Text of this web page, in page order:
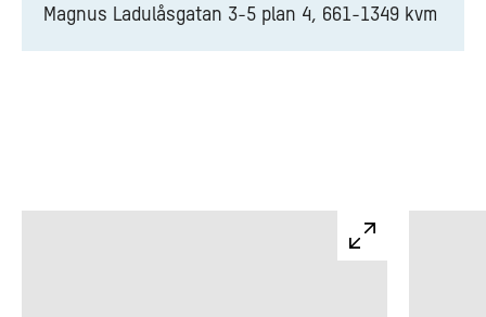
Magnus Ladulåsgatan 3-5 plan 4, 661-1349 kvm